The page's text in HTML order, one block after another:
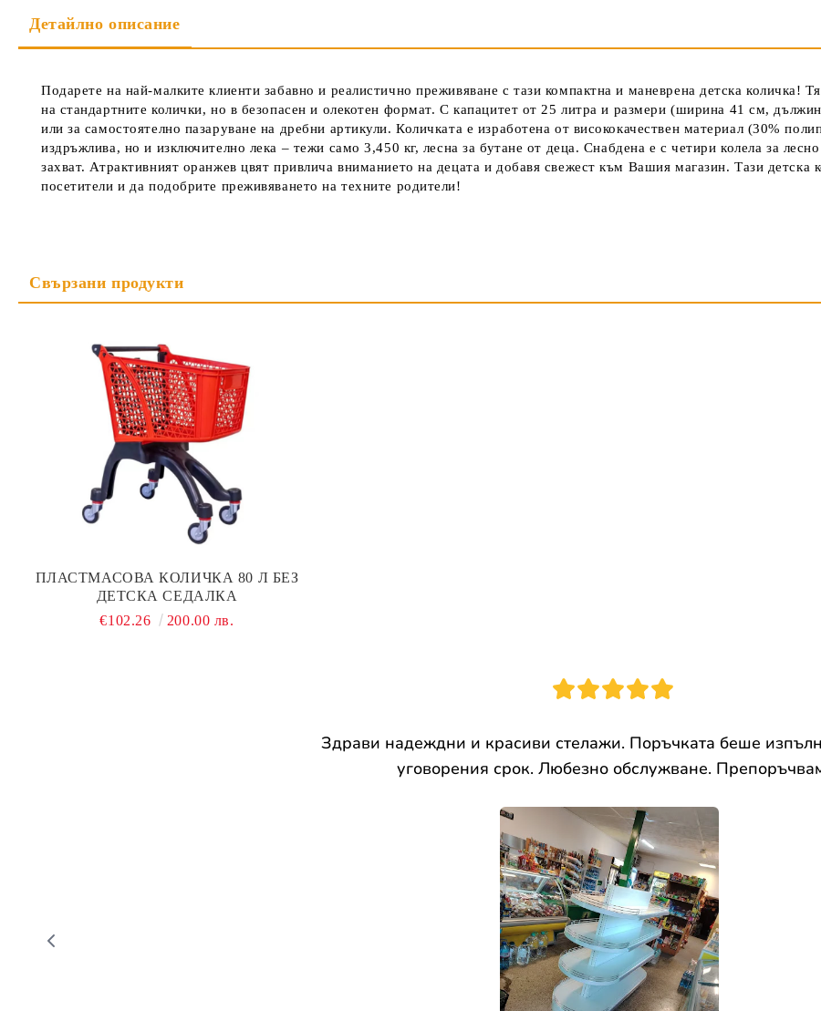
Детайлно описание
Подарете на най-малките клиенти забавно и реалистично преживяване с тази компактна и маневрена детска количка!
на стандартните колички, но в безопасен и олекотен формат. С капацитет от 25 литра и размери (ширина 41 см,
или за самостоятелно пазаруване на дребни артикули. Количката е изработена от висококачествен материал (30%
издръжлива, но и изключително лека – тежи само 3,450 кг, лесна за бутане от деца. Снабдена е с четири колела за
захват. Атрактивният оранжев цвят привлича вниманието на децата и добавя свежест към Вашия магазин. Тази детска
посетители и да подобрите преживяването на техните родители!
ПЛАСТМАСОВА КОЛИЧКА 80 Л БЕЗ
ДЕТСКА СЕДАЛКА
€102.26
200.00 лв.